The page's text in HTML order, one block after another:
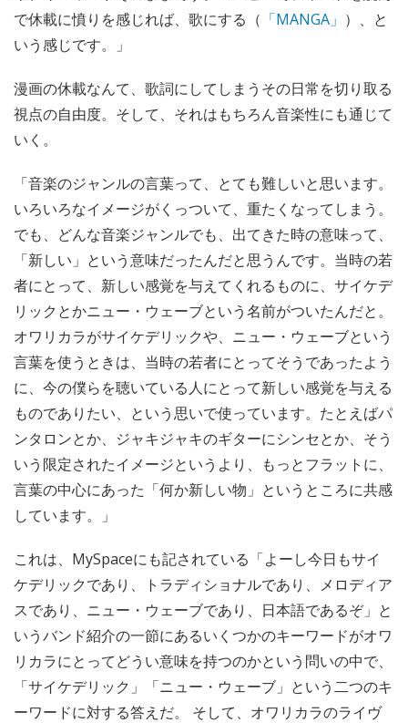
で休載に憤りを感じれば、歌にする（ 「MANGA」 ）、と
いう感じです。」
漫画の休載なんて、歌詞にしてしまうその日常を切り取る
視点の自由度。そして、それはもちろん音楽性にも通じて
いく。
「音楽のジャンルの言葉って、とても難しいと思います。
いろいろなイメージがくっついて、重たくなってしまう。
でも、どんな音楽ジャンルでも、出てきた時の意味って、
「新しい」という意味だったんだと思うんです。当時の若
者にとって、新しい感覚を与えてくれるものに、サイケデ
リックとかニュー・ウェーブという名前がついたんだと。
オワリカラがサイケデリックや、ニュー・ウェーブという
言葉を使うときは、当時の若者にとってそうであったよう
に、今の僕らを聴いている人にとって新しい感覚を与える
ものでありたい、という思いで使っています。たとえばパ
ンタロンとか、ジャキジャキのギターにシンセとか、そう
いう限定されたイメージというより、もっとフラットに、
言葉の中心にあった「何か新しい物」というところに共感
しています。」
これは、MySpaceにも記されている「よーし今日もサイ
ケデリックであり、トラディショナルであり、メロディア
スであり、ニュー・ウェーブであり、日本語であるぞ」と
いうバンド紹介の一節にあるいくつかのキーワードがオワ
リカラにとってどうい意味を持つのかという問いの中で、
「サイケデリック」「ニュー・ウェーブ」という二つのキ
ーワードに対する答えだ。 そして、オワリカラのライヴ